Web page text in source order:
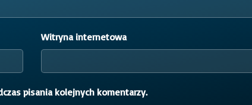
Witryna internetowa
pisania kolejnych komentarzy.